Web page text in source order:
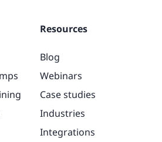
Resources
Blog
Webinars
Case studies
Industries
Integrations